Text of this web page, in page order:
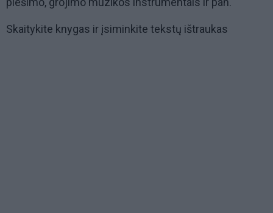
Skaitykite knygas ir įsiminkite tekstų ištraukas